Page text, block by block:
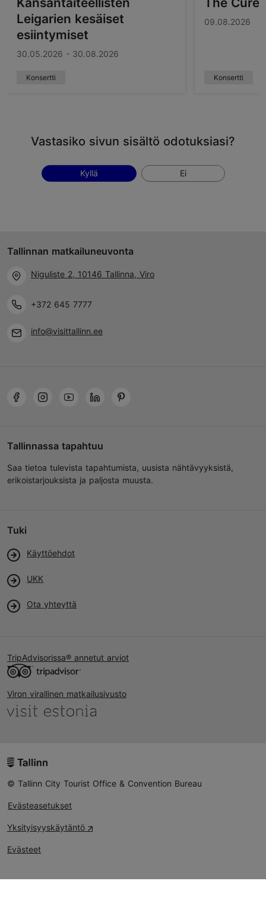
Leigarien kesäiset
esiintymiset
30.05.2026 - 30.08.2026
Konsertti
09.08.2026
Konsertti
Vastasiko sivun sisältö odotuksiasi?
Kyllä Ei
Tallinnan matkailuneuvonta
Niguliste 2, 10146 Tallinna, Viro
+372 645 7777
info@visittallinn.ee
Tallinnassa tapahtuu
Saa tietoa tulevista tapahtumista, uusista nähtävyyksistä,
erikoistarjouksista ja paljosta muusta.
Tuki
Käyttöehdot
UKK
Ota yhteyttä
TripAdvisorissa® annetut arviot
Viron virallinen matkailusivusto
© Tallinn City Tourist Office & Convention Bureau
Evästeasetukset
Yksityisyyskäytäntö
Evästeet